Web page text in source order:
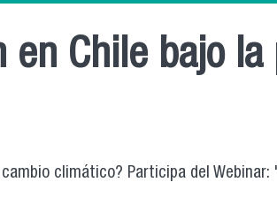
en Chile bajo
climático? Participa del